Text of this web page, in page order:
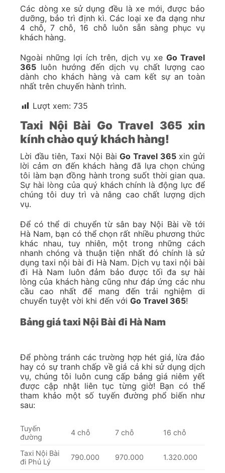
Các dòng xe sử dụng đều là xe mới, được bảo
dưỡng, bảo trì định kì. Các loại xe đa dạng như
4 chỗ, 7 chỗ, 16 chỗ luôn sẵn sàng phục vụ
khách hàng.
Ngoài những lợi ích trên, dịch vụ xe Go Travel
365 luôn hướng đến dịch vụ chất lượng cao
dành cho khách hàng và cam kết sự an toàn
nhất trên chuyến hành trình.
Lượt xem: 735
Taxi Nội Bài Go Travel 365 xin
kính chào quý khách hàng!
Lời đầu tiên, Taxi Nội BàiGo Travel 365 xin gửi
lời cảm ơn đến khách hàng đã lựa chọn chúng
tôi làm bạn đồng hành trong suốt thời gian qua.
Sự hài lòng của quý khách chính là động lực để
chúng tôi duy trì và nâng cao chất lượng dịch
vụ.
Để có thể di chuyển từ sân bay Nội Bài về tới
Hà Nam, bạn có thể chọn rất nhiều phương thức
khác nhau, tuy nhiên, một trong những cách
nhanh chóng và thuận tiện nhất đó chính là sử
dụng taxi nội bài đi Hà Nam. Dịch vụ taxi nội bài
đi Hà Nam luôn đảm bảo được tối đa sự hài
lòng của khách hàng cũng như đáp ứng các nhu
cầu cao nhất để mang đến trải nghiệm di
chuyển tuyệt vời khi đến với Go Travel 365!
Bảng giá taxi Nội Bài đi Hà Nam
Để phòng tránh các trường hợp hét giá, lừa đảo
hay có sự tranh chấp về giá cả khi sử dụng dịch
vụ, chúng tôi luôn cung cấp bảng giá niêm yết
được cập nhật liên tục từng giờ! Bạn có thể
tham khảo một số tuyến đường phổ biến như
sau:
Tuyến
đường
4 chỗ 7 chỗ 16 chỗ
Taxi Nội Bài
đi Phủ Lý
790.000 970.000 1.320.000